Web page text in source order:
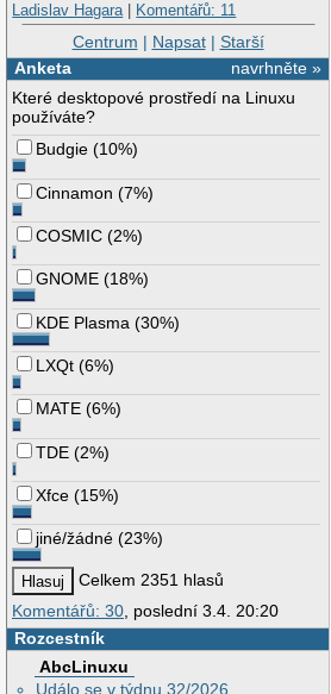
Ladislav Hagara| Komentářů: 11
Centrum | Napsat| Starší
navrhněte »
Anketa
Které desktopové prostředí na Linuxu
používáte?
Budgie (10%)
Cinnamon (7%)
COSMIC (2%)
GNOME (18%)
KDE Plasma (30%)
LXQt (6%)
MATE (6%)
TDE (2%)
Xfce (15%)
jiné/žádné (23%)
Celkem 2351 hlasů
Komentářů: 30 , poslední 3.4. 20:20
Rozcestník
AbcLinuxu
Událo se v týdnu 32/2026